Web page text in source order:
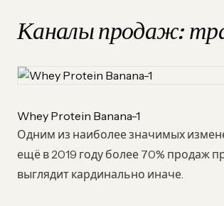
Каналы продаж:
Whey Protein Banana-1
Одним из наиболее значимых
ещё в 2019 году более 70% продаж
выглядит кардинально иначе.